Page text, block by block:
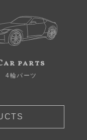
parts
4輪パーツ